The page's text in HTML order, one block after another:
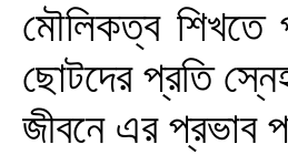
মৌলিকত্ব শিখতে
ছোটদের প্রতি
জীবনে এর প্রভাব